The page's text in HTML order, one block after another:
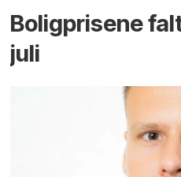
Boligprisene
juli